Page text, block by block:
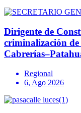
Dirigente de
criminalización
Regional
6, Ago 2026